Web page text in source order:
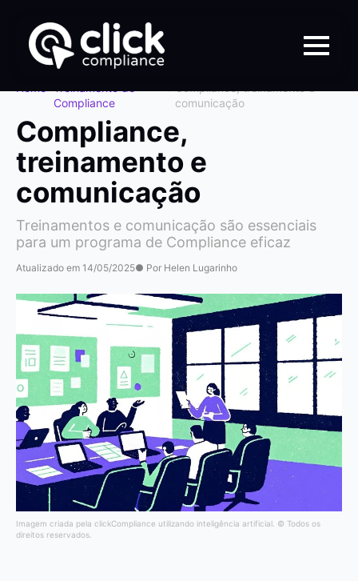
Compliance
comunicação
Compliance,
treinamento e
comunicação
Treinamentos e comunicação são essenciais
para um programa de Compliance eficaz
Atualizado em 14/05/2025● Por Helen Lugarinho
Imagem criada pela clickCompliance utilizando inteligência artificial. © Todos os
direitos reservados.